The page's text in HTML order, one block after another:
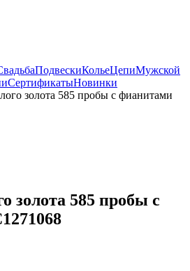
ПодвескиКольеЦепиМужской
СертификатыНовинки
золота 585 пробы с фианитами
золота 585 пробы с